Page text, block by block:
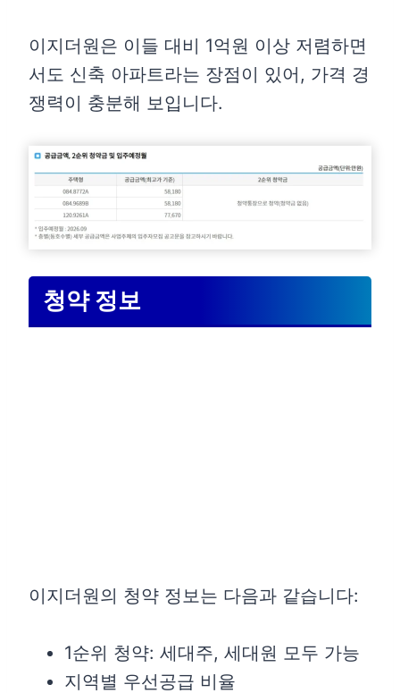
이지더원은 이들 대비 1억원 이상 저렴하면
서도 신축 아파트라는 장점이 있어, 가격 경
쟁력이 충분해 보입니다.
청약 정보
이지더원의 청약 정보는 다음과 같습니다:
1순위 청약: 세대주, 세대원 모두 가능
지역별 우선공급 비율